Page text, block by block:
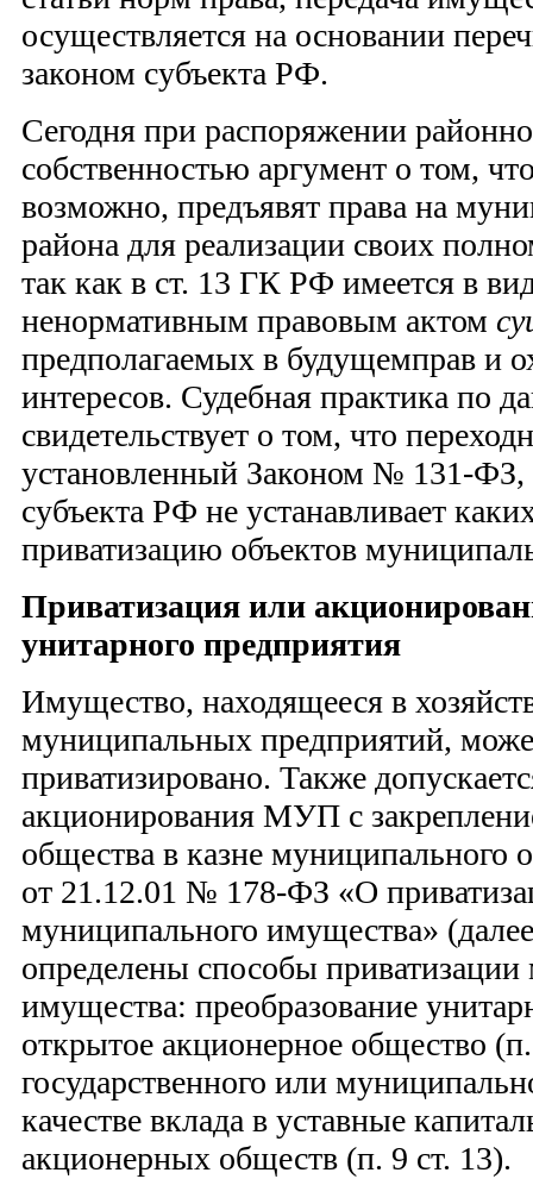
осуществляется на основании
законом субъекта РФ.
Сегодня при распоряжении
собственностью аргумент о том,
возможно, предъявят права на
района для реализации своих
так как в ст. 13 ГК РФ имеется в
ненормативным правовым актом
предполагаемых в будущемправ и
интересов. Судебная практика по
свидетельствует о том, что
установленный Законом № 131-ФЗ,
субъекта РФ не устанавливает
приватизацию объектов
Приватизация или
унитарного предприятия
Имущество, находящееся в
муниципальных предприятий,
приватизировано. Также
акционирования МУП с
общества в казне муниципального
от 21.12.01 № 178-ФЗ «О
муниципального имущества»
определены способы
имущества: преобразование
открытое акционерное общество
государственного или
качестве вклада в уставные
акционерных обществ (п. 9 ст. 13).